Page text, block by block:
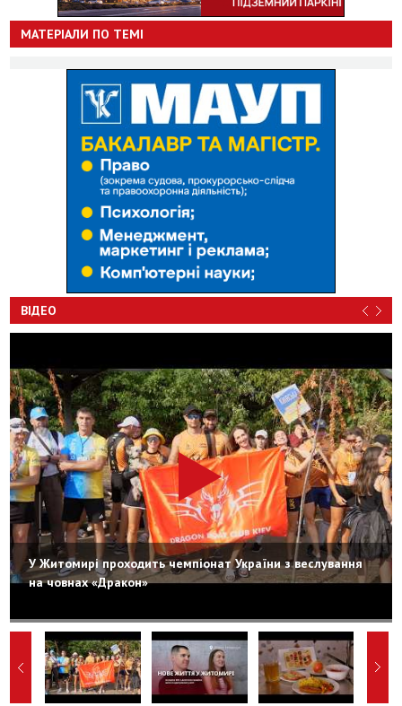
МАТЕРІАЛИ ПО ТЕМІ
ВІДЕО
У Житомирі проходить чемпіонат України з веслування
на човнах «Дракон»